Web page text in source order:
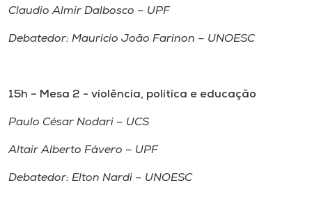
Claudio Almir Dalbosco – UPF
Debatedor: Mauricio João Farinon – UNOESC
15h – Mesa 2 - violência, política e educação
Paulo César Nodari – UCS
Altair Alberto Fávero – UPF
Debatedor: Elton Nardi – UNOESC